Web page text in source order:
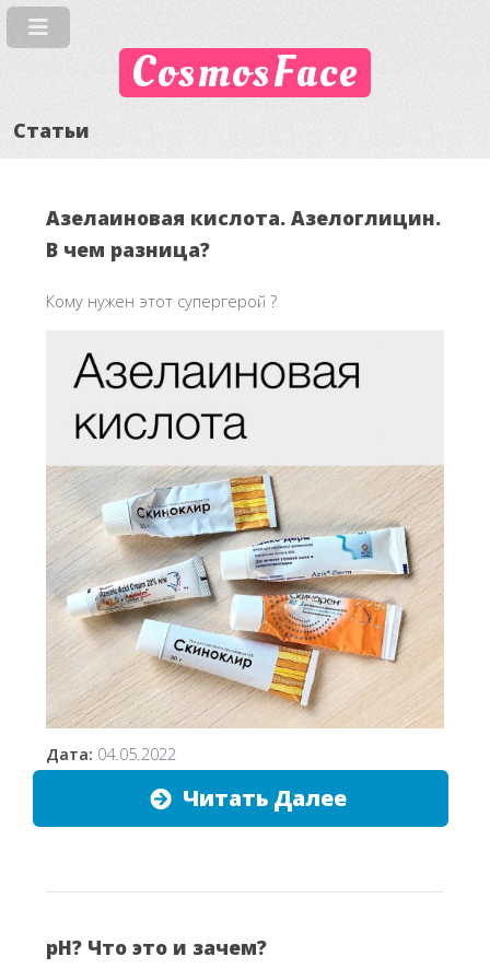
CosmosFace
Статьи
Азелаиновая кислота. Азелоглицин.
В чем разница?
Кому нужен этот супергерой ?
Дата: 04.05.2022
Читать Далее
pH? Что это и зачем?